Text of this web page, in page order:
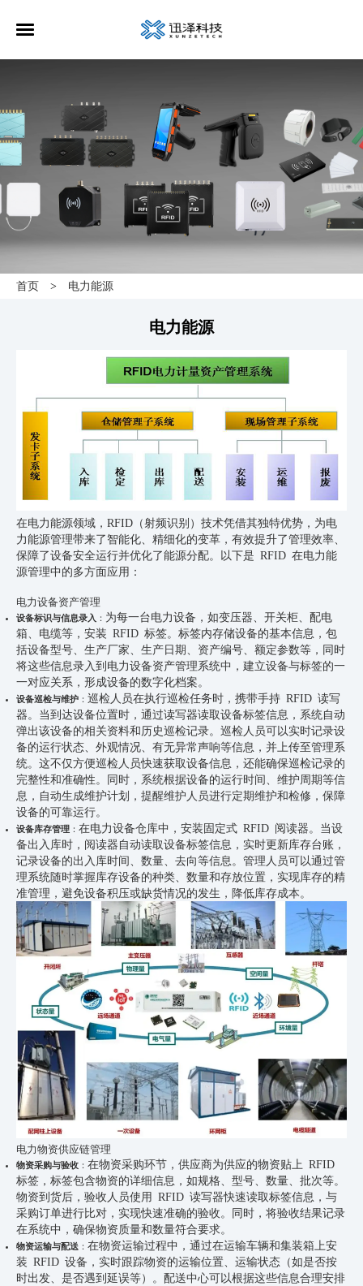
首页 > 电力能源
电力能源
在电力能源领域，RFID（射频识别）技术凭借其独特优势，为电
力能源管理带来了智能化、精细化的变革，有效提升了管理效率、
保障了设备安全运行并优化了能源分配。以下是RFID 在电力能
源管理中的多方面应用：
电力设备资产管理
设备标识与信息录入 ： 为每一台电力设备，如变压器、开关柜、配电
箱、电缆等，安装 RFID 标签。标签内存储设备的基本信息，包
括设备型号、生产厂家、生产日期、资产编号、额定参数等，同时
将这些信息录入到电力设备资产管理系统中，建立设备与标签的一
一对应关系，形成设备的数字化档案。
设备巡检与维护 ：巡检人员在执行巡检任务时，携带手持 RFID 读写
器。当到达设备位置时，通过读写器读取设备标签信息，系统自动
弹出该设备的相关资料和历史巡检记录。巡检人员可以实时记录设
备的运行状态、外观情况、有无异常声响等信息，并上传至管理系
统。这不仅方便巡检人员快速获取设备信息，还能确保巡检记录的
完整性和准确性。同时，系统根据设备的运行时间、维护周期等信
息，自动生成维护计划，提醒维护人员进行定期维护和检修，保障
设备的可靠运行。
设备库存管理 ：在电力设备仓库中，安装固定式 RFID 阅读器。当设
备出入库时，阅读器自动读取设备标签信息，实时更新库存台账，
记录设备的出入库时间、数量、去向等信息。管理人员可以通过管
理系统随时掌握库存设备的种类、数量和存放位置，实现库存的精
准管理，避免设备积压或缺货情况的发生，降低库存成本。
电力物资供应链管理
物资采购与验收 ：在物资采购环节，供应商为供应的物资贴上 RFID
标签，标签包含物资的详细信息，如规格、型号、数量、批次等。
物资到货后，验收人员使用 RFID 读写器快速读取标签信息，与
采购订单进行比对，实现快速准确的验收。同时，将验收结果记录
在系统中，确保物资质量和数量符合要求。
物资运输与配送 ：在物资运输过程中，通过在运输车辆和集装箱上安
装 RFID 设备，实时跟踪物资的运输位置、运输状态（如是否按
时出发、是否遇到延误等）。配送中心可以根据这些信息合理安排